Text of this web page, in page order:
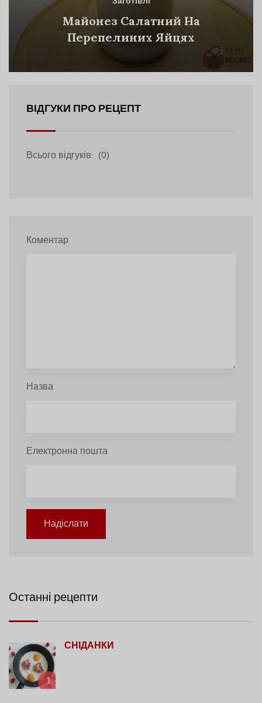
Майонез Салатний На
Перепелиних Яйцях
ВІДГУКИ ПРО РЕЦЕПТ
Всього відгуків: (0)
Коментар
Назва
Електронна пошта
Надіслати
Останні рецепти
1
СНІДАНКИ